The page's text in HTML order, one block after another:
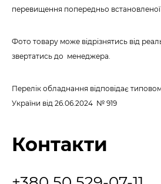
перевищення попередньо встановленої
Фото товару може відрізнятись від
звертатись до менеджера.
Перелік обладнання відповідає
України від 26.06.2024 № 919
Контакти